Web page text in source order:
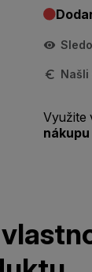
Našli
Využite